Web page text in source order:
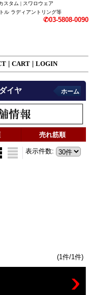
スタム | スワロウェア
ディアントリング等
✆03-5808-0090
CART LOGIN
イヤ ホーム
売れ筋順
表示件数:
(1件/1件)